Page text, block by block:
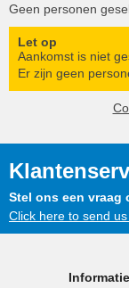
Geen personen
Let op
Aankomst is niet
Er zijn geen
Stel ons een vraag
Click here to send
Informatie